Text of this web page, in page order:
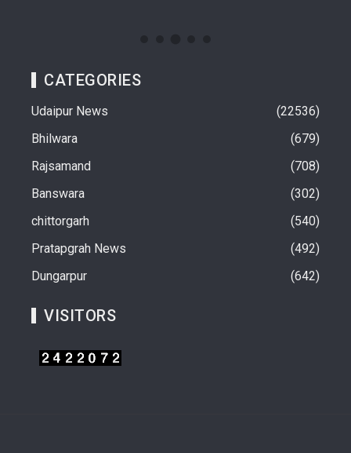
CATEGORIES
Udaipur News
22536
Bhilwara
679
Rajsamand
708
Banswara
302
chittorgarh
540
Pratapgrah News
492
Dungarpur
642
VISITORS